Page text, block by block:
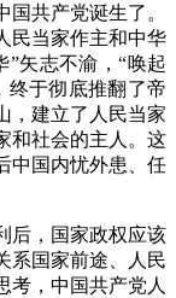
共产党诞生了。
民当家作主和中华
”矢志不渝，“唤起
终于彻底推翻了帝
，建立了人民当家
和社会的主人。这
中国内忧外患、任
，国家政权应该
系国家前途、人民
考，中国共产党人